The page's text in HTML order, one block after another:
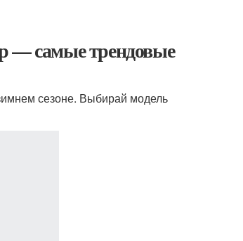
— самые трендовые
сезоне. Выбирай модель